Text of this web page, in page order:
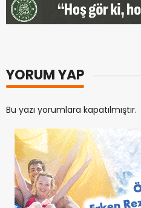
YORUM YAP
Bu yazı yorumlara kapatılmıştır.